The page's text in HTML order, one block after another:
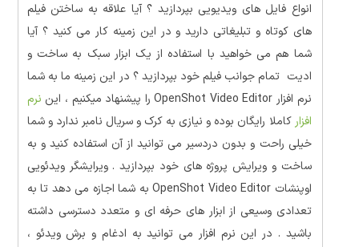
انواع فایل های ویدیویی بپردازید ؟ آیا علاقه به ساختن فیلم
های کوتاه و تبلیغاتی دارید و در این زمینه کار می کنید ؟ آیا
شما هم می خواهید با استفاده از یک ابزار سبک به ساخت و
ادیت تمام جوانب فیلم خود بپردازید ؟ در این زمینه ما به شما
نرم افزار OpenShot Video Editor را پیشنهاد میکنیم ، این
نرم
افزارکاملا رایگان بوده و نیازی به کرک و سریال نامبر ندارد و شما
خیلی راحت و بدون دردسیر می توانید از آن استفاده کنید و به
ساخت و ویرایش پروژه های خود بپردازید .ویرایشگر ویدئویی
اوپنشات OpenShot Video Editor به شما اجازه می دهد تا به
تعدادی وسیعی از ابزار های حرفه ای و متعدد دسترسی داشته
باشید . در این نرم افزار می توانید به ادغام و برش ویدئو ،